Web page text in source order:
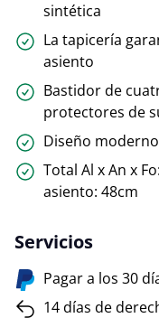
sintética
La tapicería
asiento
Bastidor de
protectores de
Diseño
Total Al x An x
asiento: 48cm
Servicios
Pagar a los 30
14 días de